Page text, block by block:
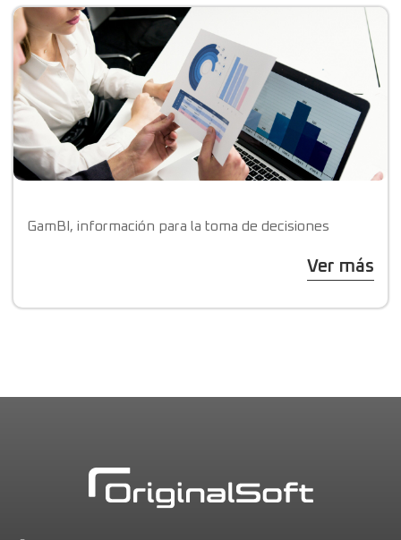
GamBI, información para la toma de decisiones
Ver más